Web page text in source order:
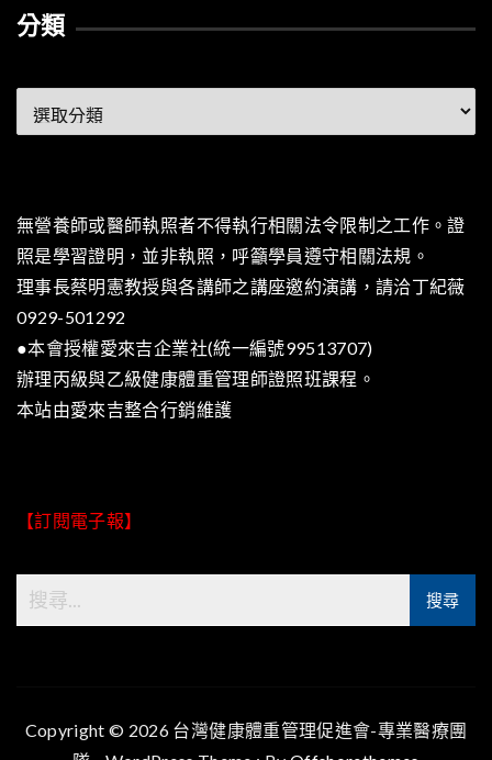
分類
類
無營養師或醫師執照者不得執行相關法令限制之工作。證
照是學習證明，並非執照，呼籲學員遵守相關法規。
理事長蔡明憲教授與各講師之講座邀約演講，請洽丁紀薇
0929-501292
●本會授權愛來吉企業社(統一編號99513707)
辦理丙級與乙級健康體重管理師證照班課程。
本站由愛來吉整合行銷維護
【訂閱電子報】
Copyright © 2026 台灣健康體重管理促進會-專業醫療團